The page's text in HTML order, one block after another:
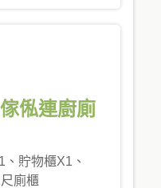
俬連廚廁
貯物櫃X1、
廁櫃